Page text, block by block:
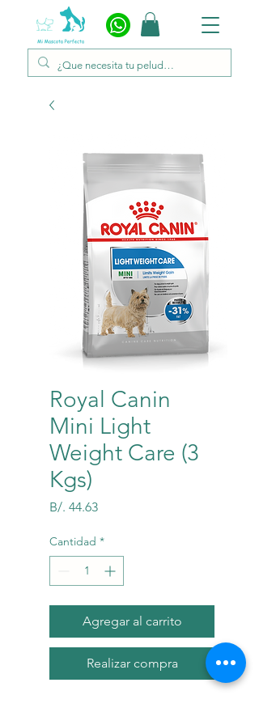
Royal Canin
Mini Light
Weight Care (3
Kgs)
B/. 44.63Precio
Cantidad *
Agregar al carrito
Realizar compra